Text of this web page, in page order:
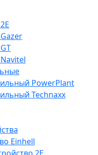
PowerPlant
Technaxx
Einhell